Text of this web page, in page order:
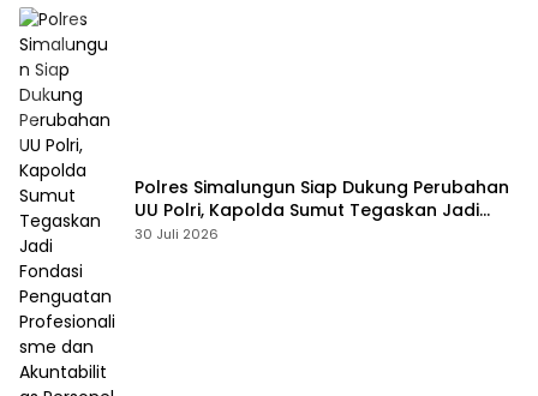
Polres Simalungun Siap Dukung Perubahan
UU Polri, Kapolda Sumut Tegaskan Jadi
Fondasi Penguatan Profesionalisme dan
30 Juli 2026